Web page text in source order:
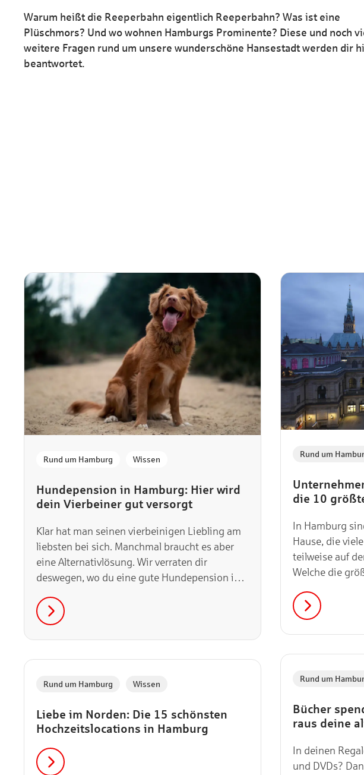
Warum heißt die Reeperbahn eigentlich Reeperbahn? Was ist eine
Plüschmors? Und wo wohnen Hamburgs Prominente? Diese und noch
weitere Fragen rund um unsere wunderschöne Hansestadt werden dir
beantwortet.
Hundepension in Hamburg: Hier wird
dein Vierbeiner gut versorgt
Rund um Hamburg Wissen
Klar hat man seinen vierbeinigen Liebling am
liebsten bei sich. Manchmal braucht es aber
eine Alternativlösung. Wir verraten dir
deswegen, wo du eine gute Hundepension in
die 10
Rund um
In Hamburg
Hause, die
teilweise auf
Welche die
Bücher
raus deine
Rund um
In deinen
und DVDs?
Liebe im Norden: Die 15 schönsten
Hochzeitslocations in Hamburg
Rund um Hamburg Wissen